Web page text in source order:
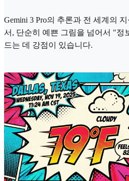
Gemini 3 Pro의 추론과 전 세계의
서, 단순히 예쁜 그림을 넘어서 "정
드는 데 강점이 있습니다.